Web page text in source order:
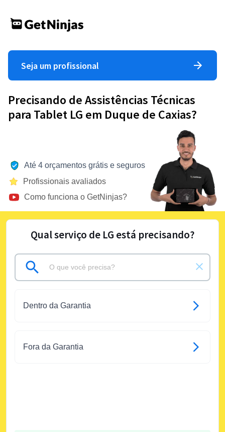
Seja um profissional
Precisando de Assistências Técnicas
para Tablet LG em Duque de Caxias?
Até 4 orçamentos grátis e seguros
Profissionais avaliados
Como funciona o GetNinjas?
Qual serviço de LG está precisando?
Dentro da Garantia
Fora da Garantia